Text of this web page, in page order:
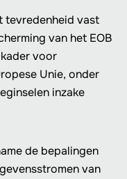
tevredenheid vast
van het EOB
voor
Unie, onder
inzake
de bepalingen
van